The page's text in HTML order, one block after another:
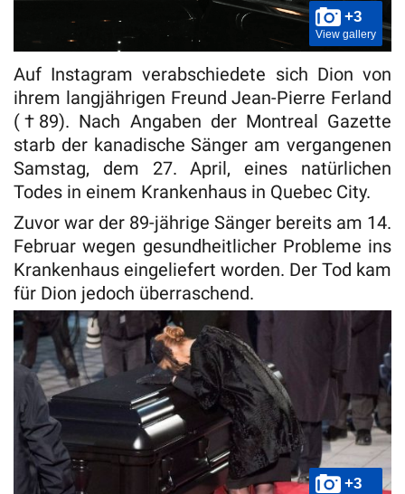
+3
View gallery
Auf Instagram verabschiedete sich Dion von
ihrem langjährigen Freund Jean-Pierre Ferland
(†89). Nach Angaben der Montreal Gazette
starb der kanadische Sänger am vergangenen
Samstag, dem 27. April, eines natürlichen
Todes in einem Krankenhaus in Quebec City.
Zuvor war der 89-jährige Sänger bereits am 14.
Februar wegen gesundheitlicher Probleme ins
Krankenhaus eingeliefert worden. Der Tod kam
für Dion jedoch überraschend.
+3